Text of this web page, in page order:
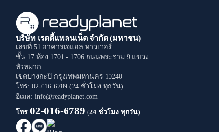
บริษัท เรดดี้แพลนเน็ต จำกัด (มหาชน)
เลขที่ 51 อาคารเจแอล ทาวเวอร์
ชั้น 17 ห้อง 1701 - 1706 ถนนพระราม 9 แขวง
หัวหมาก
เขตบางกะปิ กรุงเทพมหานคร 10240
โทร: 02-016-6789 (24 ชั่วโมง ทุกวัน)
อีเมล: info@readyplanet.com
โทร 02-016-6789 (24 ชั่วโมง ทุกวัน)